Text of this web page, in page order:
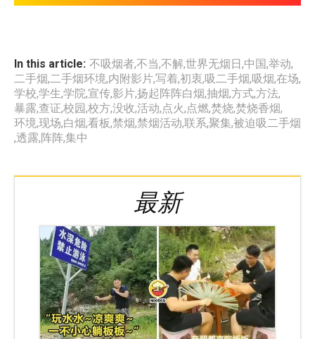
In this article: 不吸烟者,不当,不解,世界无烟日,中国,举动,
二手烟,二手烟环境,内附影片,写着,初衷,吸二手烟,吸烟,在场,
学校,学生,学院,宣传,影片,扬起阵阵白烟,抽烟,方式,方法,
暴露,查证,校园,校方,没收,活动,点火,点燃,焚烧,焚烧香烟,
环境,现场,白烟,看板,禁烟,禁烟活动,联系,聚集,被迫吸二手烟
,透露,阵阵,集中
最新